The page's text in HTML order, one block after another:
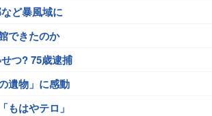
ど暴風域に
できたのか
つ? 75歳逮捕
遺物」に感動
もはやテロ」